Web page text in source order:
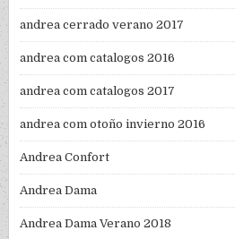
andrea cerrado verano 2017
andrea com catalogos 2016
andrea com catalogos 2017
andrea com otoño invierno 2016
Andrea Confort
Andrea Dama
Andrea Dama Verano 2018